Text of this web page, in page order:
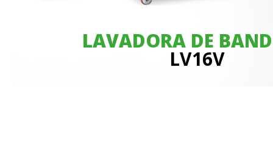
LAVADORA DE
LV16V